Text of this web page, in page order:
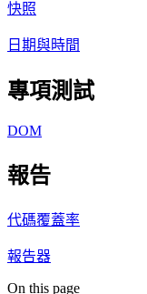
快照
日期與時間
專項測試
DOM
報告
代碼覆蓋率
報告器
On this page